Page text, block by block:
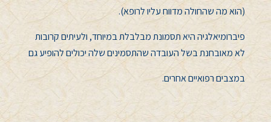
(הוא מה שהחולה מדווח עליו לרופא).
פיברומיאלגיה היא תסמונת מבלבלת במיוחד, ולעיתים קרובות
לא מאובחנת בשל העובדה שהתסמינים שלה יכולים להופיע גם
במצבים רפואיים אחרים.